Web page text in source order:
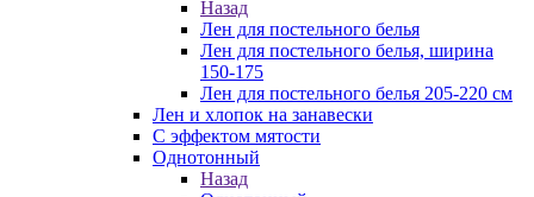
Назад
Лен для постельного белья
Лен для постельного белья, ширина
150-175
Лен для постельного белья 205-220 см
Лен и хлопок на занавески
С эффектом мятости
Однотонный
Назад